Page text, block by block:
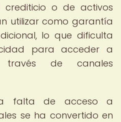
crediticio o de activos
utilizar como garantía
lo que dificulta
para acceder a
través de canales
falta de acceso a
se ha convertido en